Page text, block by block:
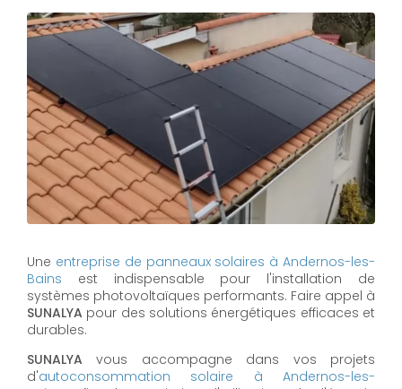
Une entreprise de panneaux solaires àAndernos-les-
Bains est indispensable pour l'installation de
systèmes photovoltaïques performants. Faire appel à
SUNALYA pour des solutions énergétiques efficaces et
durables.
SUNALYA vous accompagne dans vos projets
d'autoconsommation solaire à Andernos-les-